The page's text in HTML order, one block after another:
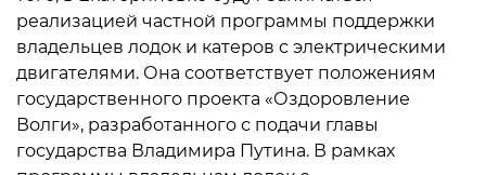
реализацией частной программы поддержки
владельцев лодок и катеров с электрическими
двигателями. Она соответствует положениям
государственного проекта «Оздоровление
Волги», разработанного с подачи главы
государства Владимира Путина. В рамках